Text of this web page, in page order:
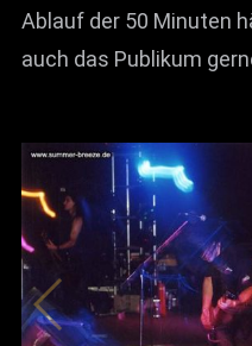
Ablauf der 50 Minuten
auch das Publikum